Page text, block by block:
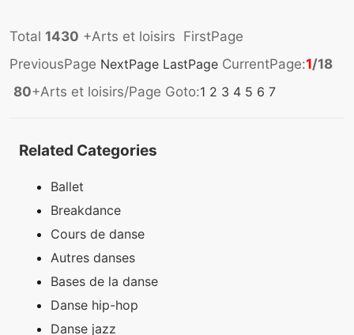
Total 1430 +Arts et loisirs FirstPage
PreviousPage NextPage LastPage CurrentPage:1/18
80+Arts et loisirs/Page Goto:1 2 3 4 5 6 7
Related Categories
Ballet
Breakdance
Cours de danse
Autres danses
Bases de la danse
Danse hip-hop
Danse jazz